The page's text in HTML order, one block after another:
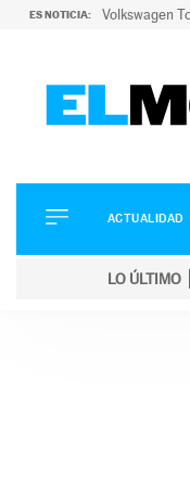
ES NOTICIA: Volkswagen
ELÉCTRICOS
CONDUCIR
ACTUALIDAD
LO ÚLTIMO